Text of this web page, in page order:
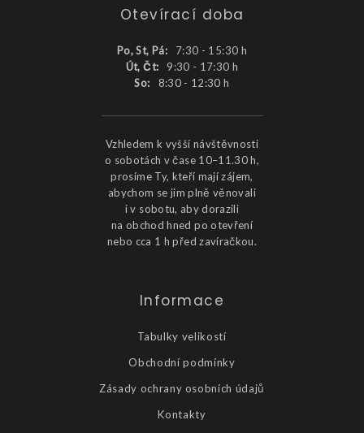
Otevírací doba
Po, St, Pá:
7:30 - 15:30 h
Út, Čt: 9:30 - 17:30 h
So: 8:30 - 12:30 h
Vzhledem k vyšší návštěvnosti
o sobotách v čase 10–11.30 h,
prosíme Ty, kteří mají zájem,
abychom se jim plně věnovali
i v sobotu, aby dorazili
na obchod hned po otevření
nebo cca 1 h před zavíračkou.
Informace
Tabulky velikostí
Obchodní podmínky
Zásady ochrany osobních údajů
Kontakty